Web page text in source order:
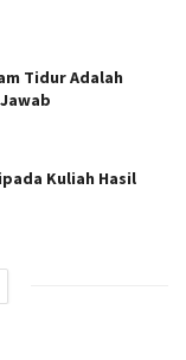
Tidur Adalah
Kuliah Hasil